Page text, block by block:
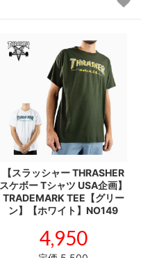
【スラッシャー THRASHER
スケボー Tシャツ USA企画】
TRADEMARK TEE【グリー
ン】【ホワイト】NO149
4,950